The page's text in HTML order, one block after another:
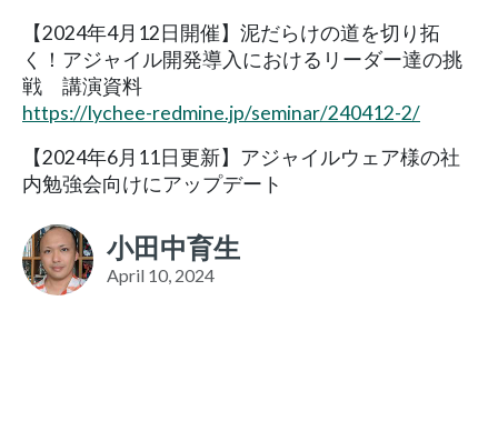
【2024年4月12日開催】泥だらけの道を切り拓
く！アジャイル開発導入におけるリーダー達の挑
戦 講演資料
https://lychee-redmine.jp/seminar/240412-2/
【2024年6月11日更新】アジャイルウェア様の社
内勉強会向けにアップデート
小田中育生
April 10, 2024